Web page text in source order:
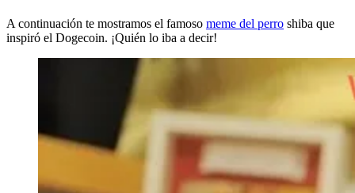
A continuación te mostramos el famoso meme del perro shiba que
inspiró el Dogecoin. ¡Quién lo iba a decir!